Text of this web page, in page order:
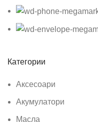
Категории
Аксесоари
Акумулатори
Масла